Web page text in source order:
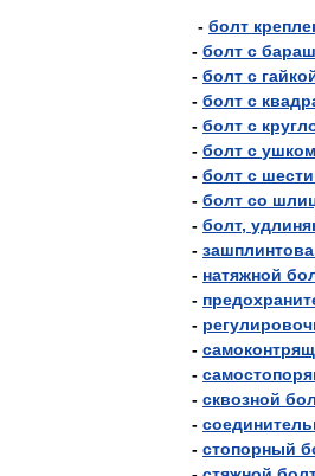
- болт
- болт с
- болт с
- болт с
- болт с
- болт с ушком
- болт с
- болт со
- болт,
-
- натяжной
-
-
-
-
- сквозной
-
- стопорный